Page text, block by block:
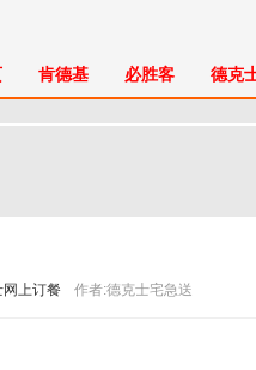
肯德基 必胜客 德克
网上订餐 作者:德克士宅急送